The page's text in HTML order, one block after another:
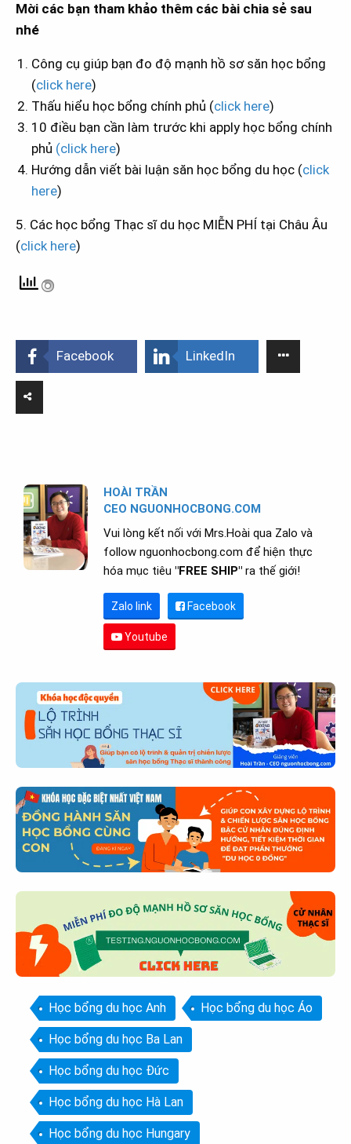
Mời các bạn tham khảo thêm các bài chia sẻ sau
nhé
Công cụ giúp bạn đo độ mạnh hồ sơ săn học bổng
(click here)
Thấu hiểu học bổng chính phủ (click here)
10 điều bạn cần làm trước khi apply học bổng chính
phủ (click here)
Hướng dẫn viết bài luận săn học bổng du học (click
here)
5. Các học bổng Thạc sĩ du học MIỄN PHÍ tại Châu Âu
(click here)
Facebook LinkedIn
HOÀI TRẦN
CEO NGUONHOCBONG.COM
Vui lòng kết nối với Mrs.Hoài qua Zalo và
follow nguonhocbong.com để hiện thực
hóa mục tiêu "FREE SHIP" ra thế giới!
Zalo link Facebook
Youtube
Học bổng du học Anh Học bổng du học Áo
Học bổng du học Ba Lan
Học bổng du học Đức
Học bổng du học Hà Lan
Học bổng du học Hungary